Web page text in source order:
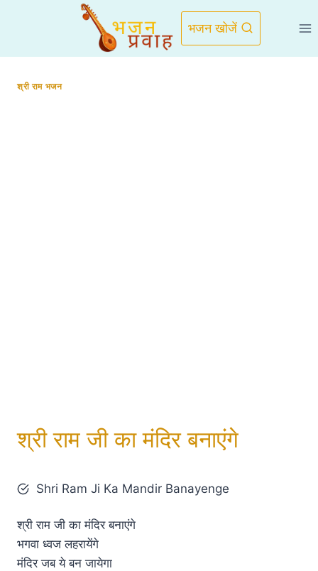
भजन खोजें
श्री राम भजन
श्री राम जी का मंदिर बनाएंगे
Shri Ram Ji Ka Mandir Banayenge
श्री राम जी का मंदिर बनाएंगे
भगवा ध्वज लहरायेंगे
मंदिर जब ये बन जायेगा